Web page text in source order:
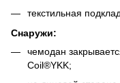
текстильная
Снаружи:
чемодан
Coil®YKK;